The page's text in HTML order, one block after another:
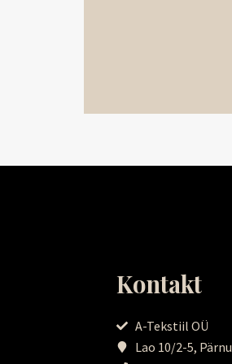
Kontakt
A-Tekstiil OÜ
Lao 10/2-5, Pärnu